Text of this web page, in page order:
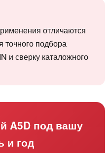
отличаются
точного подбора
и сверку каталожного
A5D под вашу
и год